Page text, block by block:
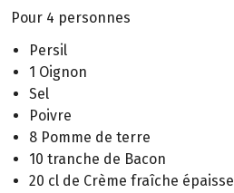
Pour 4 personnes
Persil
1 Oignon
Sel
Poivre
8 Pomme de terre
10 tranche de Bacon
20 cl de Crème fraîche épaisse